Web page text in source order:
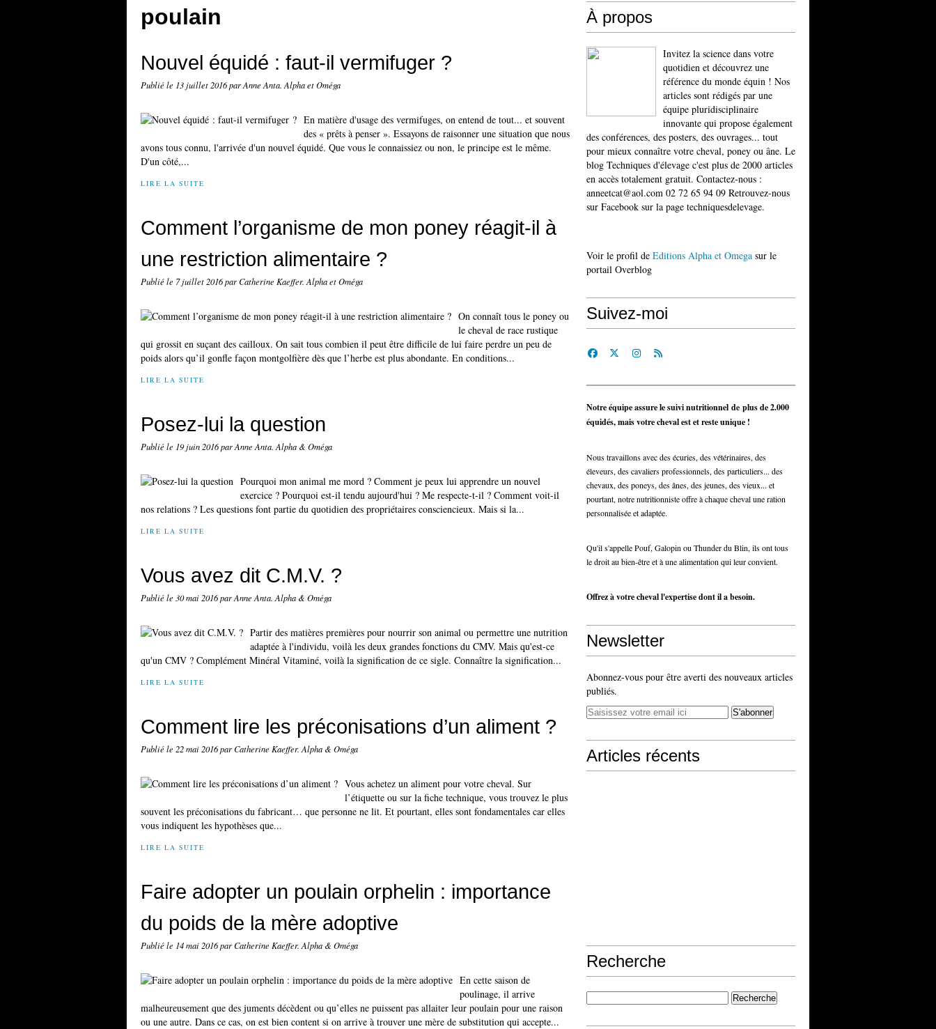
poulain
Nouvel équidé : faut-il vermifuger ?
Publié le 13 juillet 2016par Anne Anta. Alpha et Oméga
En matière d'usage des vermifuges, on entend de tout... et souvent
des « prêts à penser ». Essayons de raisonner une situation que nous
avons tous connu, l'arrivée d'un nouvel équidé. Que vous le connaissiez ou non, le principe est le même.
D'un côté,...
LIRE LA SUITE
Comment l’organisme de mon poney réagit-il à
une restriction alimentaire ?
Publié le 7 juillet 2016par Catherine Kaeffer. Alpha et Oméga
On connaît tous le poney ou
le cheval de race rustique
qui grossit en suçant des cailloux. On sait tous combien il peut être difficile de lui faire perdre un peu de
poids alors qu’il gonfle façon montgolfière dès que l’herbe est plus abondante. En conditions...
LIRE LA SUITE
Posez-lui la question
Publié le 19 juin 2016par Anne Anta. Alpha & Oméga
Pourquoi mon animal me mord ? Comment je peux lui apprendre un nouvel
exercice ? Pourquoi est-il tendu aujourd'hui ? Me respecte-t-il ? Comment voit-il
nos relations ? Les questions font partie du quotidien des propriétaires consciencieux. Mais si la...
LIRE LA SUITE
Vous avez dit C.M.V. ?
Publié le 30 mai 2016par Anne Anta. Alpha & Oméga
Partir des matières premières pour nourrir son animal ou permettre une nutrition
adaptée à l'individu, voilà les deux grandes fonctions du CMV. Mais qu'est-ce
qu'un CMV ? Complément Minéral Vitaminé, voilà la signification de ce sigle. Connaître la signification...
LIRE LA SUITE
Comment lire les préconisations d’un aliment ?
Publié le 22 mai 2016par Catherine Kaeffer. Alpha & Oméga
Vous achetez un aliment pour votre cheval. Sur
l’étiquette ou sur la fiche technique, vous trouvez le plus
souvent les préconisations du fabricant… que personne ne lit. Et pourtant, elles sont fondamentales car elles
vous indiquent les hypothèses que...
LIRE LA SUITE
Faire adopter un poulain orphelin : importance
du poids de la mère adoptive
Publié le 14 mai 2016par Catherine Kaeffer. Alpha & Oméga
En cette saison de
poulinage, il arrive
malheureusement que des juments décèdent ou qu’elles ne puissent pas allaiter leur poulain pour une raison
ou une autre. Dans ce cas, on est bien content si on arrive à trouver une mère de substitution qui accepte...
À propos
Invitez la science dans votre
quotidien et découvrez une
référence du monde équin ! Nos
articles sont rédigés par une
équipe pluridisciplinaire
innovante qui propose également
des conférences, des posters, des ouvrages... tout
pour mieux connaître votre cheval, poney ou âne. Le
blog Techniques d'élevage c'est plus de 2000 articles
en accès totalement gratuit. Contactez-nous :
anneetcat@aol.com 02 72 65 94 09 Retrouvez-nous
sur Facebook sur la page techniquesdelevage.
Voir le profil de Editions Alpha et Omega sur le
portail Overblog
Suivez-moi
Notre équipe assure le suivi nutritionnel de plus de 2.000
équidés, mais votre cheval est et reste unique !
Nous travaillons avec des écuries, des vétérinaires, des
éleveurs, des cavaliers professionnels, des particuliers... des
chevaux, des poneys, des ânes, des jeunes, des vieux... et
pourtant, notre nutritionniste offre à chaque cheval une ration
personnalisée et adaptée.
Qu'il s'appelle Pouf, Galopin ou Thunder du Blin, ils ont tous
le droit au bien-être et à une alimentation qui leur convient.
Offrez à votre cheval l'expertise dont il a besoin.
Newsletter
Abonnez-vous pour être averti des nouveaux articles
publiés.
Articles récents
Recherche